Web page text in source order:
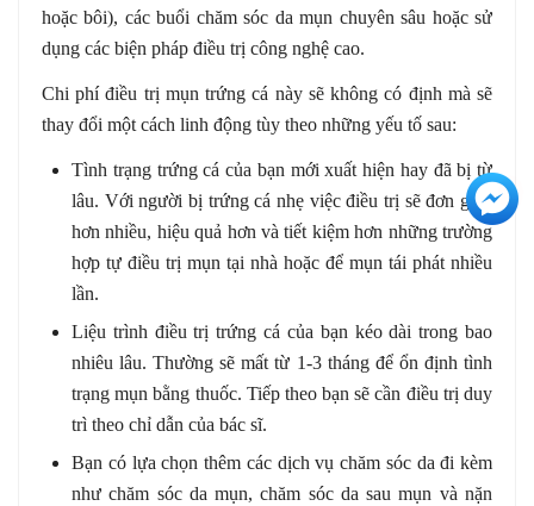
hoặc bôi), các buổi chăm sóc da mụn chuyên sâu hoặc sử
dụng các biện pháp điều trị công nghệ cao.
Chi phí điều trị mụn trứng cá này sẽ không có định mà sẽ
thay đổi một cách linh động tùy theo những yếu tố sau:
Tình trạng trứng cá của bạn mới xuất hiện hay đã bị từ
lâu. Với người bị trứng cá nhẹ việc điều trị sẽ đơn giản
hơn nhiều, hiệu quả hơn và tiết kiệm hơn những trường
hợp tự điều trị mụn tại nhà hoặc để mụn tái phát nhiều
lần.
Liệu trình điều trị trứng cá của bạn kéo dài trong bao
nhiêu lâu. Thường sẽ mất từ 1-3 tháng để ổn định tình
trạng mụn bằng thuốc. Tiếp theo bạn sẽ cần điều trị duy
trì theo chỉ dẫn của bác sĩ.
Bạn có lựa chọn thêm các dịch vụ chăm sóc da đi kèm
như chăm sóc da mụn, chăm sóc da sau mụn và nặn
+3